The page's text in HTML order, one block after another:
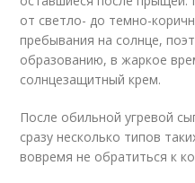
от светло- до темно-
пребывания на солнце,
образованию, в жаркое
солнцезащитный крем.
После обильной угревой
сразу несколько типов
вовремя не обратиться к